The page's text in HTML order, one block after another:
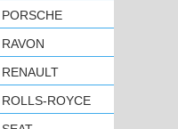
PORSCHE
RAVON
RENAULT
ROLLS-ROYCE